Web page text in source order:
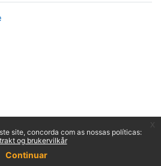
site, concorda com as nossas políticas:
og brukervilkår
Continuar